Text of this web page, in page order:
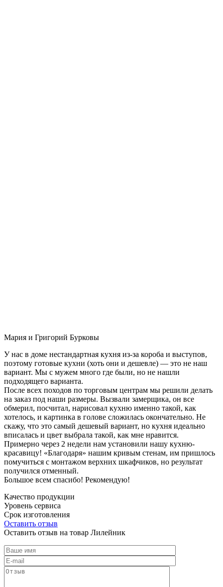
Мария и Григорий Бурковы
У нас в доме нестандартная кухня из-за короба и выступов,
поэтому готовые кухни (хоть они и дешевле) — это не наш
вариант. Мы с мужем много где были, но не нашли
подходящего варианта.
После всех походов по торговым центрам мы решили делать
на заказ под наши размеры. Вызвали замерщика, он все
обмерил, посчитал, нарисовал кухню именно такой, как
хотелось, и картинка в голове сложилась окончательно. Не
скажу, что это самый дешевый вариант, но кухня идеально
вписалась и цвет выбрала такой, как мне нравится.
Примерно через 2 недели нам установили нашу кухню-
красавицу! «Благодаря» нашим кривым стенам, им пришлось
помучиться с монтажом верхних шкафчиков, но результат
получился отменный.
Большое всем спасибо! Рекомендую!
Качество продукции
Уровень сервиса
Срок изготовления
Оставить отзыв
Оставить отзыв на товар Лилейник